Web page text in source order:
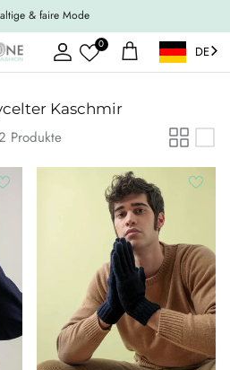
& faire Mode
Konto
0
Einkaufswagen DE
Kaschmir
Produkte